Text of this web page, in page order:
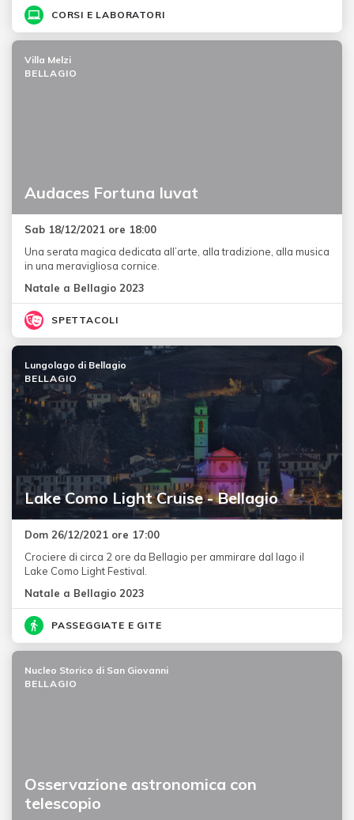
CORSI E LABORATORI
Audaces Fortuna Iuvat
Villa Melzi
BELLAGIO
Sab 18/12/2021 ore 18:00
Una serata magica dedicata all’arte, alla tradizione, alla musica
in una meravigliosa cornice.
Natale a Bellagio 2023
SPETTACOLI
Lake Como Light Cruise - Bellagio
Lungolago di Bellagio
BELLAGIO
Dom 26/12/2021 ore 17:00
Crociere di circa 2 ore da Bellagio per ammirare dal lago il
Lake Como Light Festival.
Natale a Bellagio 2023
PASSEGGIATE E GITE
Osservazione astronomica con
telescopio
Nucleo Storico di San Giovanni
BELLAGIO